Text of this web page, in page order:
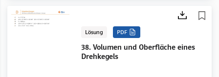
Lösung PDF
38. Volumen und Oberfläche eines
Drehkegels